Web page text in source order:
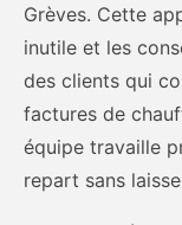
Grèves. Cette
inutile et les
des clients qui
factures de
équipe travaille
repart sans